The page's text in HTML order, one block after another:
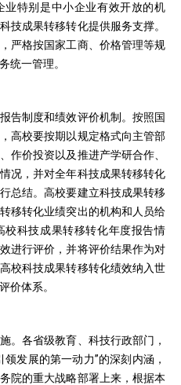
特别是中小企业有效开放的机
技成果转移转化提供服务支撑。
严格按国家工商、价格管理等规
统一管理。
告制度和绩效评价机制。按照国
高校要按期以规定格式向主管部
作价投资以及推进产学研合作、
况，并对全年科技成果转移转化
总结。高校要建立科技成果转移
移转化业绩突出的机构和人员给
科技成果转移转化年度报告情
进行评价，并将评价结果作为对
校科技成果转移转化绩效纳入世
价体系。
。各省级教育、科技行政部门，
发展的第一动力”的深刻内涵，
院的重大战略部署上来，根据本